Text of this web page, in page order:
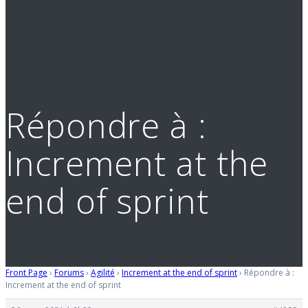
Répondre à :
Increment at the
end of sprint
Front Page › Forums› Agilité › Increment at the end of sprint› Répondre à :
Increment at the end of sprint